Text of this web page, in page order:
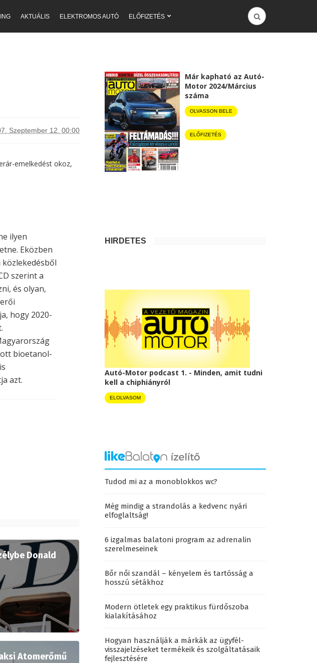
AKTUÁLIS ELEKTROMOS AUTÓ ELŐFIZETÉS
Szeptember 12. 00:00
emelkedést okoz,
ilyen
Eközben
szerint a
és olyan,
hogy 2020-
bioetanol-
azt.
Donald
Atomerőmű
Már kapható az Autó-
Motor 2024/Március
száma
OLVASSON BELE
ELŐFIZETÉS
HIRDETÉS
Autó-Motor podcast 1. - Minden, amit tudni
kell a chiphiányról
ELOLVASOM
Tudod mi az a monoblokkos wc?
Még mindig a strandolás a kedvenc nyári
elfoglaltság!
6 izgalmas balatoni program az adrenalin
szerelmeseinek
Bőr női szandál – kényelem és tartósság a
hosszú sétákhoz
Modern ötletek egy praktikus fürdőszoba
kialakításához
Hogyan használják a márkák az ügyfél-
visszajelzéseket termékeik és szolgáltatásaik
fejlesztésére